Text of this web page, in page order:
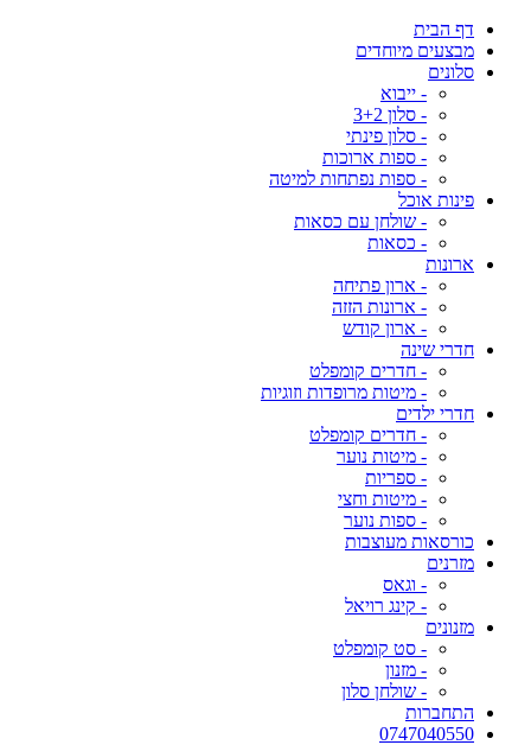
דף הבית
מבצעים מיוחדים
סלונים
- ייבוא
- סלון 3+2
- סלון פינתי
- ספות ארוכות
- ספות נפתחות למיטה
פינות אוכל
- שולחן עם כסאות
- כסאות
ארונות
- ארון פתיחה
- ארונות הזזה
- ארון קודש
חדרי שינה
- חדרים קומפלט
- מיטות מרופדות וזוגיות
חדרי ילדים
- חדרים קומפלט
- מיטות נוער
- ספריות
- מיטות וחצי
- ספות נוער
כורסאות מעוצבות
מזרנים
- וגאס
- קינג רויאל
מזנונים
- סט קומפלט
- מזנון
- שולחן סלון
התחברות
0747040550